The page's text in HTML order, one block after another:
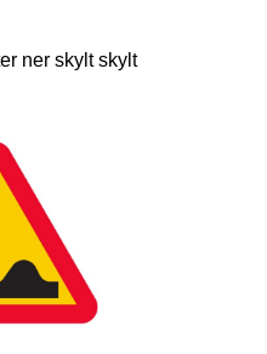
ner skylt skylt